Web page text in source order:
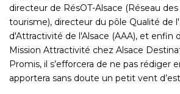
directeur de RésOT-Alsace (Réseau
tourisme), directeur du pôle Qualité de
d'Attractivité de l'Alsace (AAA), et enfin
Mission Attractivité chez Alsace
Promis, il s’efforcera de ne pas rédiger
apportera sans doute un petit vent d’est